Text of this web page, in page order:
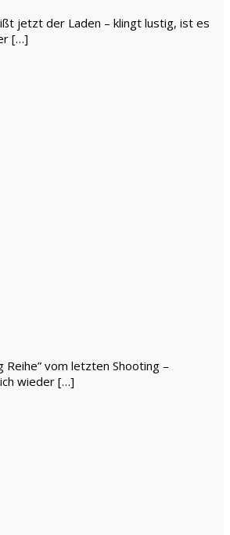
jetzt der Laden – klingt lustig, ist es
[…]
Reihe” vom letzten Shooting –
wieder […]